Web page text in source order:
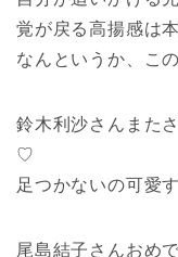
覚が戻る高揚感は
なんというか、こ
鈴木利沙さんまた
♡
足つかないの可
尾島結子さんおめ